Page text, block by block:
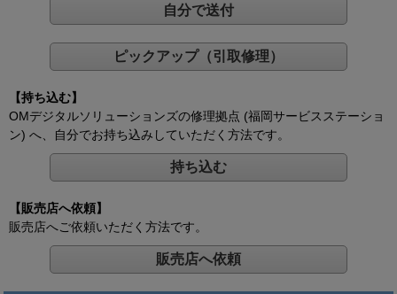
自分で送付
ピックアップ（引取修理）
【持ち込む】
OMデジタルソリューションズの修理拠点 (福岡サービスステーショ
ン) へ、自分でお持ち込みしていただく方法です。
持ち込む
【販売店へ依頼】
販売店へご依頼いただく方法です。
販売店へ依頼